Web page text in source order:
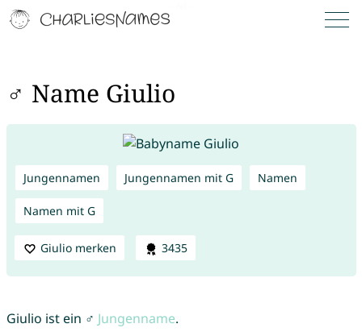
♂ Name Giulio
Jungennamen Jungennamen mit G Namen
Namen mit G
Giulio merken 3435
Giulio ist ein ♂ Jungenname.